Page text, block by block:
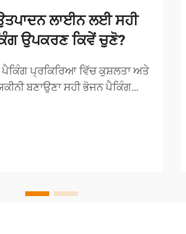
ਲਾਈਨ ਲਈ ਸਹੀ
ਉਪਕਰਣ ਕਿਵੇਂ ਚੁਣੋ?
ਪੈਕਿੰਗ ਪ੍ਰਕਿਰਿਆ ਵਿੱਚ ਕੁਸ਼ਲਤਾ ਅਤੇ
ਬਣਾਉਣਾ ਸਹੀ ਭੋਜਨ ਪੈਕਿੰਗ
ਫੈਸਲਿਆਂ ਵਿੱਚੋਂ ਇੱਕ ਹੈ।